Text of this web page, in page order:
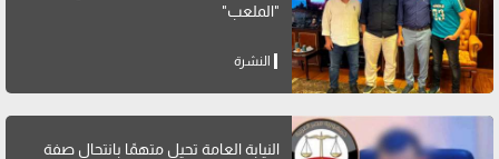
"الملعب"
النشرة
النيابة العامة تحيل متهمًا بانتحال صفة